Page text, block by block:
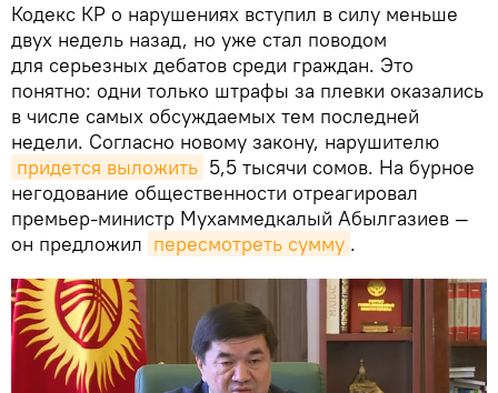
Кодекс КР о нарушениях вступил в силу меньше
двух недель назад, но уже стал поводом
для серьезных дебатов среди граждан. Это
понятно: одни только штрафы за плевки оказались
в числе самых обсуждаемых тем последней
недели. Согласно новому закону, нарушителю
придется выложить 5,5 тысячи сомов. На бурное
негодование общественности отреагировал
премьер-министр Мухаммедкалый Абылгазиев —
он предложил пересмотреть сумму .